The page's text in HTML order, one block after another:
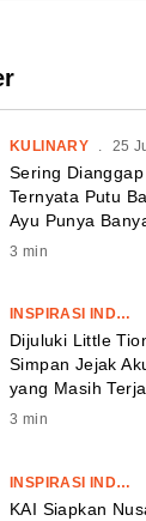
KULINARY . 25
Sering Dianggap
Ternyata Putu
Ayu Punya
3 min
INSPIRASI INDONESIA
Dijuluki Little
Simpan Jejak
yang Masih
3 min
INSPIRASI INDONESIA
KAI Siapkan